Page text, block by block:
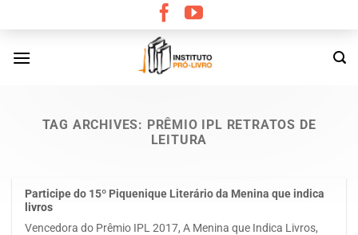
content
TAG ARCHIVES: PRÊMIO IPL RETRATOS DE
LEITURA
Participe do 15º Piquenique Literário da Menina que indica
livros
Vencedora do Prêmio IPL 2017, A Menina que Indica Livros,